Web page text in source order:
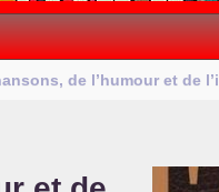
de l’humour et de